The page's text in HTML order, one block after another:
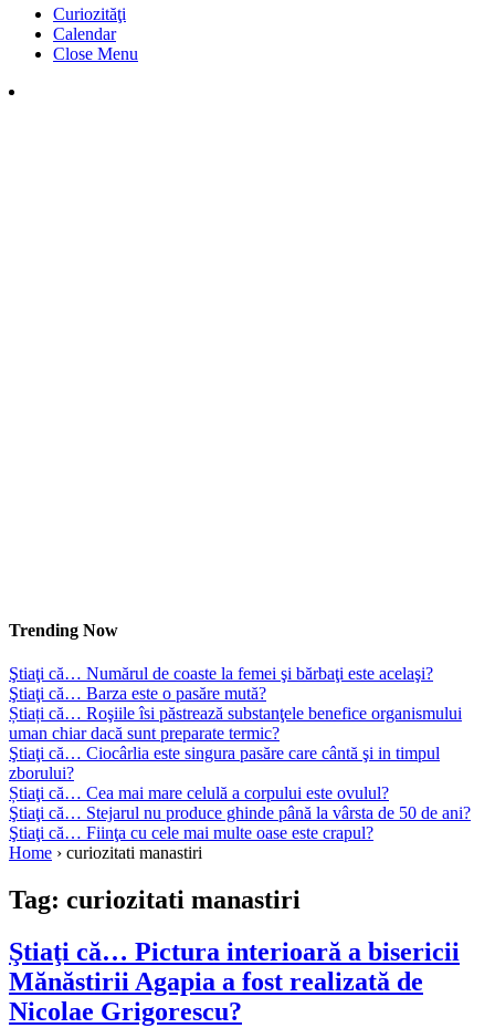
Curiozităţi
Calendar
Close Menu
Trending Now
Ştiaţi că… Numărul de coaste la femei şi bărbaţi este acelaşi?
Ştiaţi că… Barza este o pasăre mută?
Știați că… Roşiile îsi păstrează substanţele benefice organismului
uman chiar dacă sunt preparate termic?
Ştiaţi că… Ciocârlia este singura pasăre care cântă şi in timpul
zborului?
Știaţi că… Cea mai mare celulă a corpului este ovulul?
Ştiaţi că… Stejarul nu produce ghinde până la vârsta de 50 de ani?
Ştiaţi că… Fiinţa cu cele mai multe oase este crapul?
Home › curiozitati manastiri
Tag: curiozitati manastiri
Ştiaţi că… Pictura interioară a bisericii
Mănăstirii Agapia a fost realizată de
Nicolae Grigorescu?